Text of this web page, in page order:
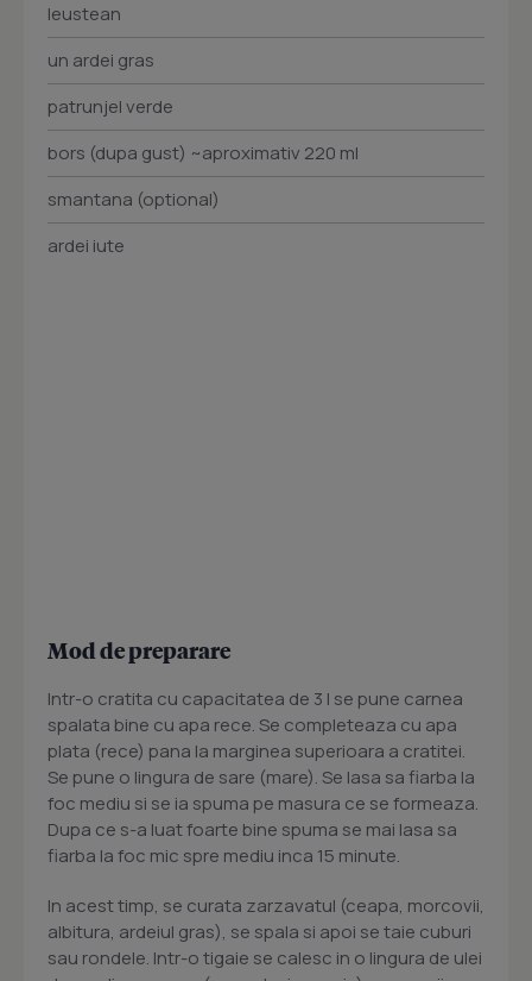
leustean
un ardei gras
patrunjel verde
bors (dupa gust) ~aproximativ 220 ml
smantana (optional)
ardei iute
Mod de preparare
Intr-o cratita cu capacitatea de 3 l se pune carnea
spalata bine cu apa rece. Se completeaza cu apa
plata (rece) pana la marginea superioara a cratitei.
Se pune o lingura de sare (mare). Se lasa sa fiarba la
foc mediu si se ia spuma pe masura ce se formeaza.
Dupa ce s-a luat foarte bine spuma se mai lasa sa
fiarba la foc mic spre mediu inca 15 minute.
In acest timp, se curata zarzavatul (ceapa, morcovii,
albitura, ardeiul gras), se spala si apoi se taie cuburi
sau rondele. Intr-o tigaie se calesc in o lingura de ulei